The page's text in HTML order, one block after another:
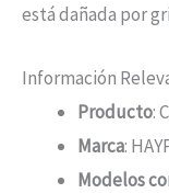
está dañada por
Información
Producto:
Marca:
Modelos